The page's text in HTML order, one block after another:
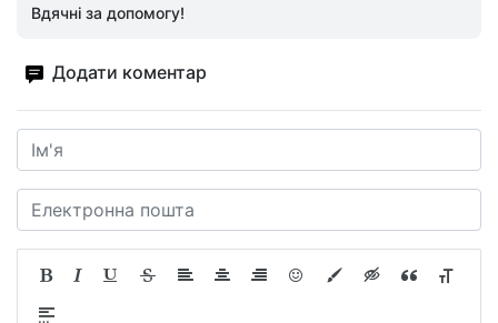
Вдячні за допомогу!
Додати коментар